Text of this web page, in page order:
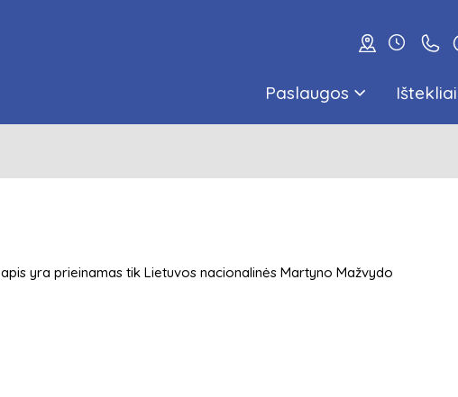
Paslaugos Ištekliai
yra prieinamas tik Lietuvos nacionalinės Martyno Mažvydo